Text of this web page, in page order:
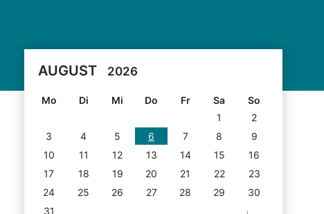
AUGUST 2026
Mo Di Mi Do Fr Sa
So
1
2
3
4 5 6 7 8
9
10
11 12 13 14 15
16
17
18 19 20 21 22
23
24
25 26 27 28 29
30
31